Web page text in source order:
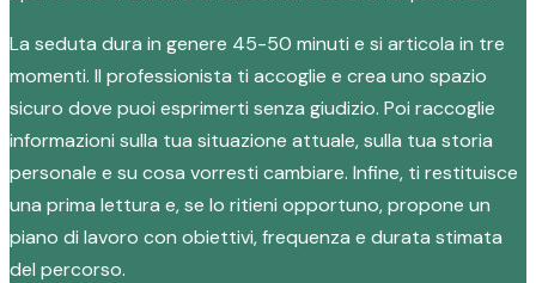
La seduta dura in genere 45-50 minuti e si articola in tre
momenti. Il professionista ti accoglie e crea uno spazio
sicuro dove puoi esprimerti senza giudizio. Poi raccoglie
informazioni sulla tua situazione attuale, sulla tua storia
personale e su cosa vorresti cambiare. Infine, ti restituisce
una prima lettura e, se lo ritieni opportuno, propone un
piano di lavoro con obiettivi, frequenza e durata stimata
del percorso.